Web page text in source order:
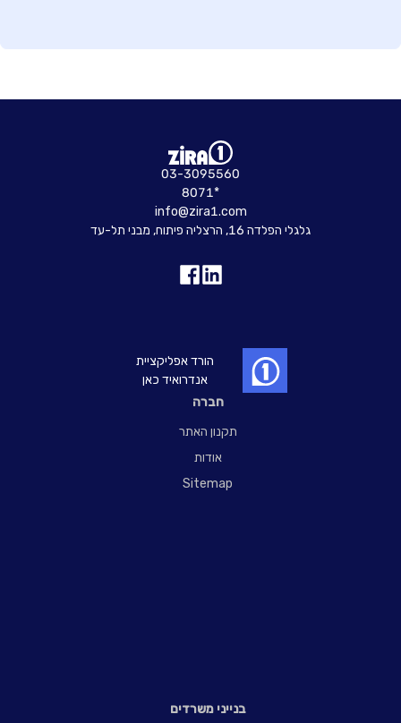
חברה
תקנון האתר
אודות
Sitemap
בנייני משרדים
03-3095560
8071*
info@zira1.com
גלגלי הפלדה 16, הרצליה פיתוח, מבני תל-עד
הורד אפליקציית
אנדרואיד כאן